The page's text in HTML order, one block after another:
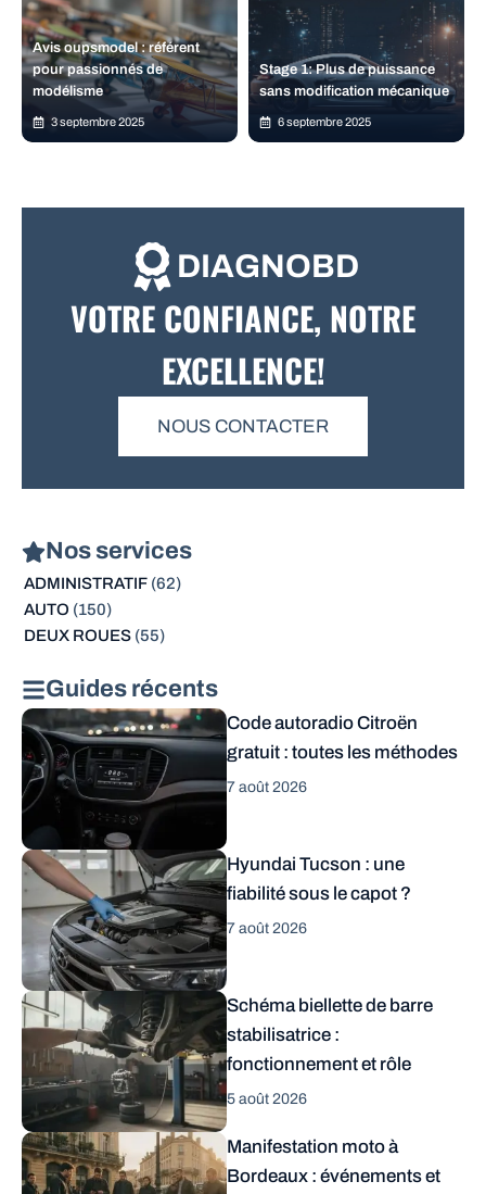
Avis oupsmodel : référent
pour passionnés de
modélisme
3 septembre 2025
Stage 1: Plus de puissance
sans modification mécanique
6 septembre 2025
DIAGNOBD
VOTRE CONFIANCE, NOTRE
EXCELLENCE!
NOUS CONTACTER
Nos services
ADMINISTRATIF(62)
AUTO (150)
DEUX ROUES(55)
Guides récents
Code autoradio Citroën
gratuit : toutes les méthodes
7 août 2026
Hyundai Tucson : une
fiabilité sous le capot ?
7 août 2026
Schéma biellette de barre
stabilisatrice :
fonctionnement et rôle
5 août 2026
Manifestation moto à
Bordeaux : événements et